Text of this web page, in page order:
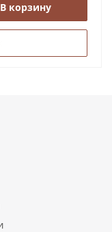
В корзину